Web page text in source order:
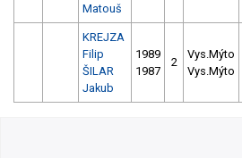
Matouš
KREJZA
Filip
ŠILAR
Jakub
1989
1987
2
Vys.Mýto
Vys.Mýto